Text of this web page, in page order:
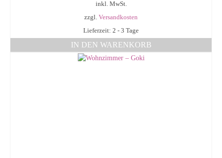
inkl. MwSt.
zzgl. Versandkosten
Lieferzeit: 2 - 3 Tage
IN DEN WARENKORB